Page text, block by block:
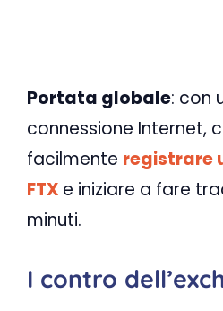
Portata globale: con
connessione Internet,
facilmente registrare
FTX e iniziare a fare
minuti.
I contro